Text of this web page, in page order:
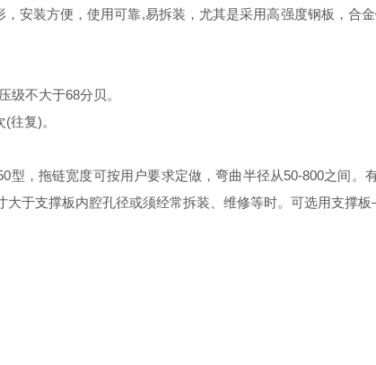
安装方便，使用可靠,易拆装，尤其是采用高强度钢板，合
级不大于68分贝。
往复)。
型，拖链宽度可按用户要求定做，弯曲半径从50-800之间
于支撑板内腔孔径或须经常拆装、维修等时。可选用支